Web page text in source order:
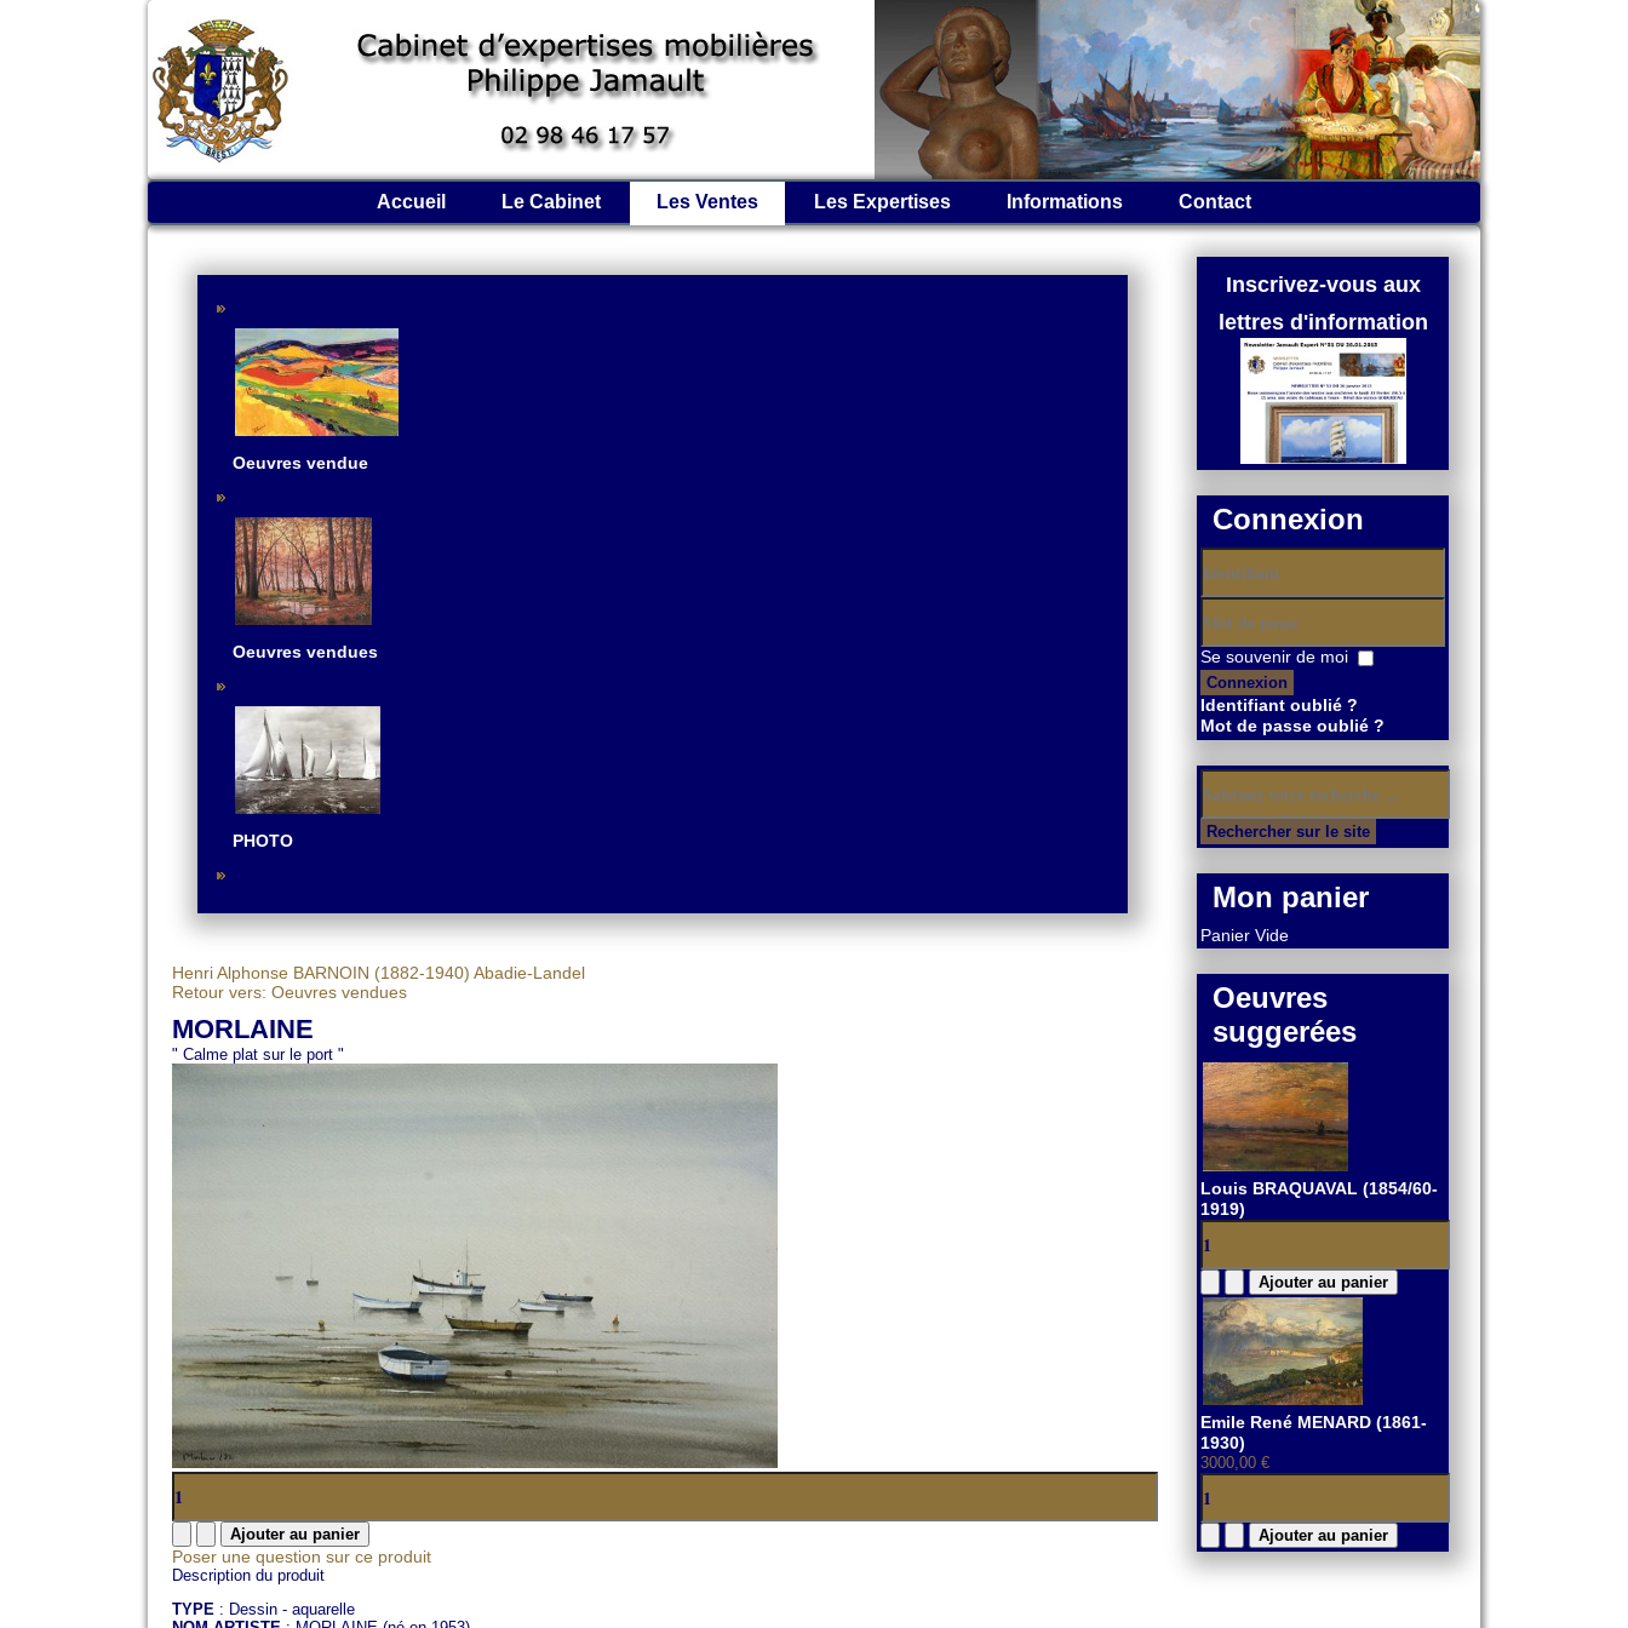
Accueil Le Cabinet Les Ventes Les Expertises Informations Contact
Oeuvres vendue
Oeuvres vendues
PHOTO
Henri Alphonse BARNOIN (1882-1940) Abadie-Landel
Retour vers: Oeuvres vendues
MORLAINE
" Calme plat sur le port "
Poser une question sur ce produit
Description du produit
TYPE : Dessin - aquarelle
Inscrivez-vous aux
lettres d'information
Connexion
Mot
de
passe
Se souvenir de moi
Connexion
Identifiant oublié ?
Mot de passe oublié ?
Mon panier
Panier Vide
Oeuvres
suggerées
Louis BRAQUAVAL (1854/60-
1919)
Emile René MENARD (1861-
1930)
3000,00 €